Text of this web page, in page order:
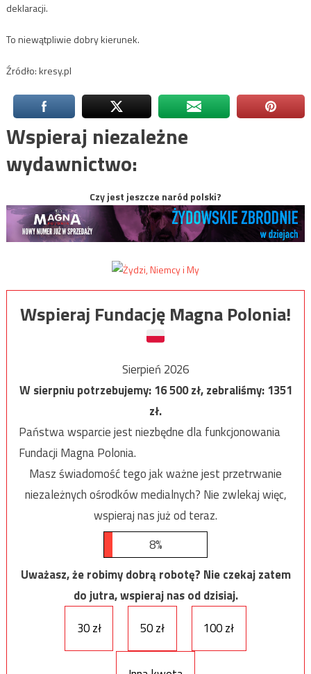
deklaracji.
To niewątpliwie dobry kierunek.
Źródło: kresy.pl
Wspieraj niezależne
wydawnictwo:
Czy jest jeszcze naród polski?
Wspieraj Fundację Magna Polonia!
Sierpień 2026
W sierpniu potrzebujemy:16 500zł, zebraliśmy:1351
zł.
Państwa wsparcie jest niezbędne dla funkcjonowania
Fundacji Magna Polonia.
Masz świadomość tego jak ważne jest przetrwanie
niezależnych ośrodków medialnych? Nie zwlekaj więc,
wspieraj nas już od teraz.
8%
Uważasz, że robimy dobrą robotę? Nie czekaj zatem
do jutra, wspieraj nas od dzisiaj.
30 zł
50 zł 100 zł